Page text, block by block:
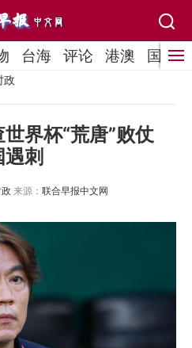
台海 评论 港澳 国际
政
界杯“荒唐”败仗
刺
来源： 联合早报中文网